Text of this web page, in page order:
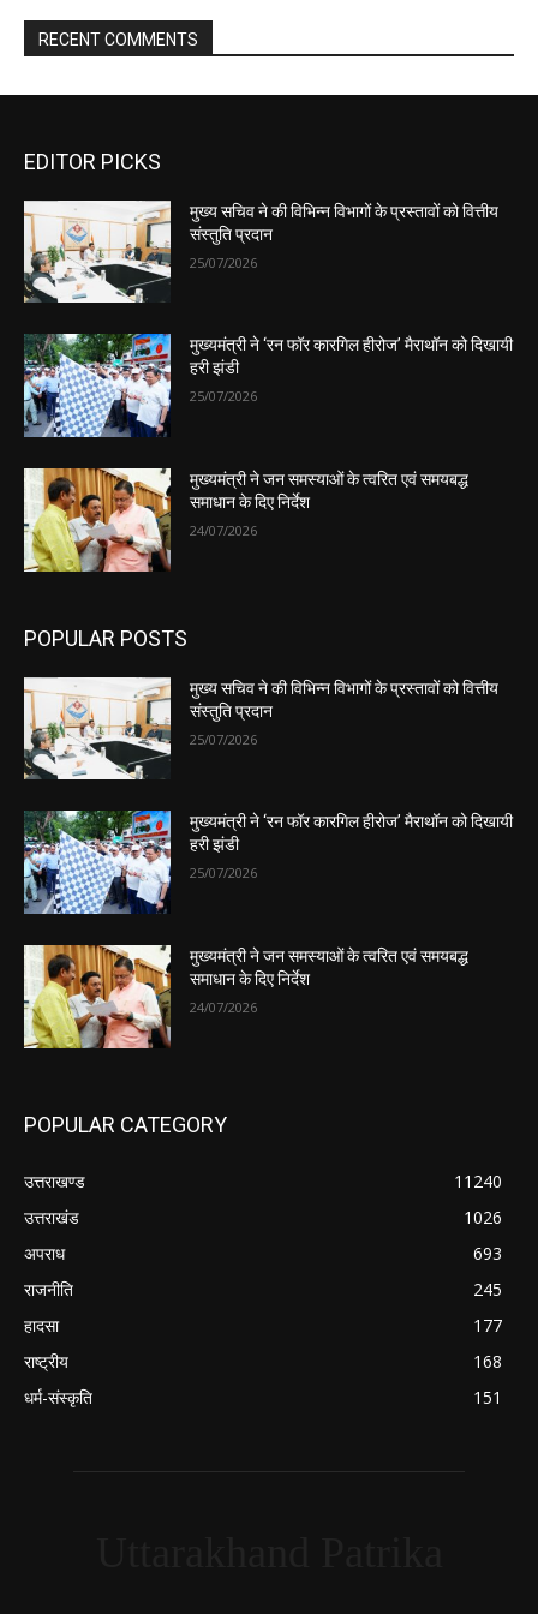
EDITOR PICKS
मुख्य सचिव ने की विभिन्न विभागों के प्रस्तावों को वित्तीय
संस्तुति प्रदान
25/07/2026
मुख्यमंत्री ने ‘रन फॉर कारगिल हीरोज’ मैराथॉन को दिखायी
हरी झंडी
25/07/2026
मुख्यमंत्री ने जन समस्याओं के त्वरित एवं समयबद्ध
समाधान के दिए निर्देश
24/07/2026
POPULAR POSTS
मुख्य सचिव ने की विभिन्न विभागों के प्रस्तावों को वित्तीय
संस्तुति प्रदान
25/07/2026
मुख्यमंत्री ने ‘रन फॉर कारगिल हीरोज’ मैराथॉन को दिखायी
हरी झंडी
25/07/2026
मुख्यमंत्री ने जन समस्याओं के त्वरित एवं समयबद्ध
समाधान के दिए निर्देश
24/07/2026
POPULAR CATEGORY
उत्तराखण्ड
11240
उत्तराखंड
1026
अपराध
693
राजनीति
245
हादसा
177
राष्ट्रीय
168
धर्म-संस्कृति
151